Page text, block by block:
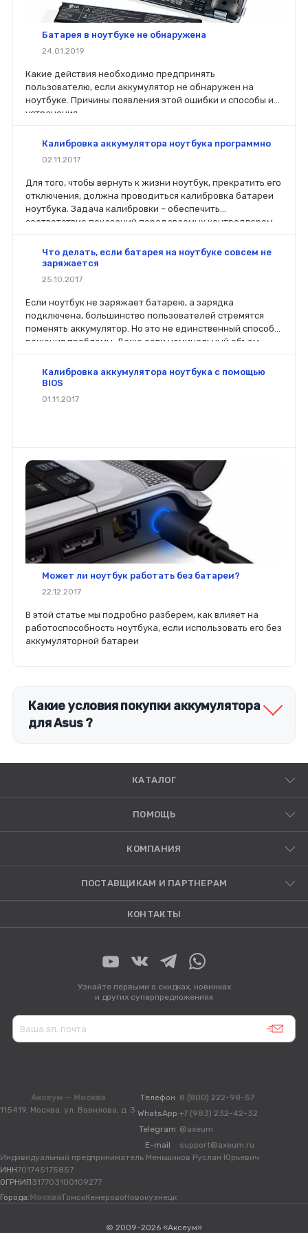
Батарея в ноутбуке не обнаружена
24.01.2019
Какие действия необходимо предпринять
пользователю, если аккумулятор не обнаружен на
ноутбуке. Причины появления этой ошибки и способы их
устранения.
Калибровка аккумулятора ноутбука программно
02.11.2017
Для того, чтобы вернуть к жизни ноутбук, прекратить его
отключения, должна проводиться калибровка батареи
ноутбука. Задача калибровки – обеспечить
соответствие показаний передаваемых контроллером,
Что делать, если батарея на ноутбуке совсем не
заряжается
25.10.2017
Если ноутбук не заряжает батарею, а зарядка
подключена, большинство пользователей стремятся
поменять аккумулятор. Но это не единственный способ
решения проблемы. Даже если номинальный объем
стоит спешить ее менять.
Калибровка аккумулятора ноутбука с помощью
BIOS
01.11.2017
Может ли ноутбук работать без батареи?
22.12.2017
В этой статье мы подробно разберем, как влияет на
работоспособность ноутбука, если использовать его без
аккумуляторной батареи
Какие условия покупки аккумулятора
для Asus ?
КАТАЛОГ
ПОМОЩЬ
КОМПАНИЯ
ПОСТАВЩИКАМ И ПАРТНЕРАМ
КОНТАКТЫ
Узнайте первыми о скидках, новинках
и других суперпредложениях
Аксеум — Москва
115419, Москва, ул. Вавилова, д. 3
Телефон 8 (800) 222-98-57
WhatsApp +7 (983) 232-42-32
Telegram @axeum
E-mail
support@axeum.ru
Индивидуальный предприниматель Меньшиков Руслан Юрьевич
ИНН701745175857
ОГРНИП317703100109277
Города: МоскваТомскКемеровоНовокузнецк
© 2009-2026 «Аксеум»